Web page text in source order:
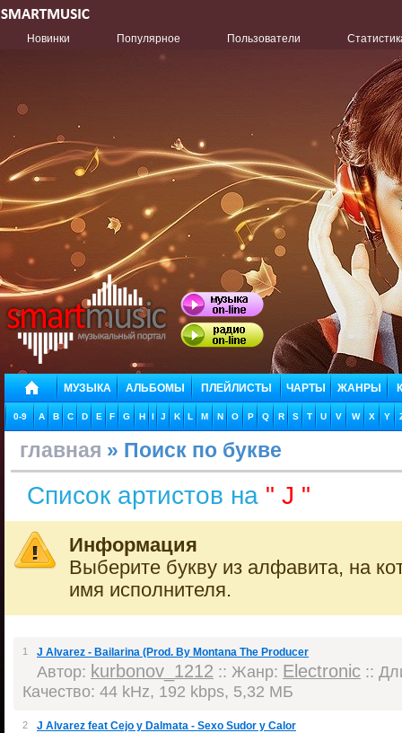
Новинки Популярное Пользователи
МУЗЫКА АЛЬБОМЫ ПЛЕЙЛИСТЫ ЧАРТЫ ЖАНРЫ
0-9 A B C D E F G H I J K L M N O P Q R S T U V W X Y
главная » Поиск по букве
Список артистов на " J "
Информация
Выберите букву из алфавита, на
имя исполнителя.
1 J Alvarez - Bailarina (Prod. By Montana The Producer
Автор: kurbonov_1212 :: Жанр: Electronic ::
Качество: 44 kHz, 192 kbps, 5,32 МБ
2 J Alvarez feat Сejo y Dalmata - Sexo Sudor y Calor